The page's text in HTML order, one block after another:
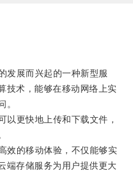
展而兴起的一种新型服
技术，能够在移动网络上实
。
更快地上传和下载文件，
的移动体验，不仅能够实
端存储服务为用户提供更大